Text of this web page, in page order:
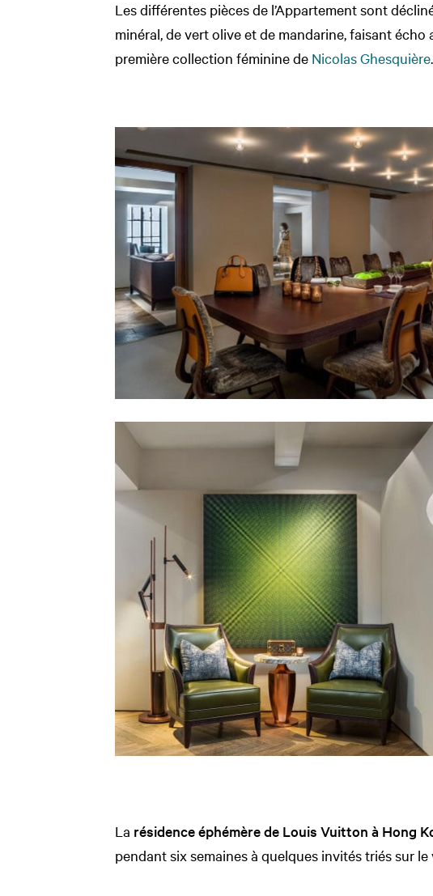
Les différentes pièces de l’Appartement sont
minéral, de vert olive et de mandarine, faisant écho
première collection féminine de Nicolas Ghesquière
La résidence éphémère de Louis Vuitton à Hong
pendant six semaines à quelques invités triés sur le